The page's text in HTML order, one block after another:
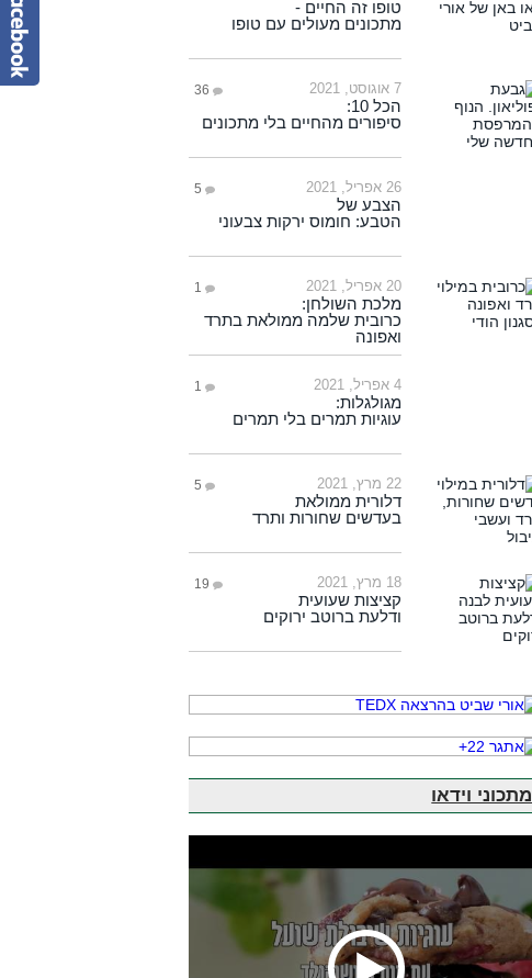
טופו זה החיים -
מתכונים מעולים עם טופו
7 אוגוסט, 2021 36
הכל 10:
סיפורים מהחיים בלי מתכונים
26 אפריל, 2021 5
הצבע של
הטבע: חומוס ירקות צבעוני
20 אפריל, 2021 1
מלכת השולחן:
כרובית שלמה ממולאת בתרד
ואפונה
4 אפריל, 2021 1
מגולגלות:
עוגיות תמרים בלי תמרים
22 מרץ, 2021 5
דלורית ממולאת
בעדשים שחורות ותרד
18 מרץ, 2021 19
קציצות שעועית
ודלעת ברוטב ירוקים
מתכוני וידאו